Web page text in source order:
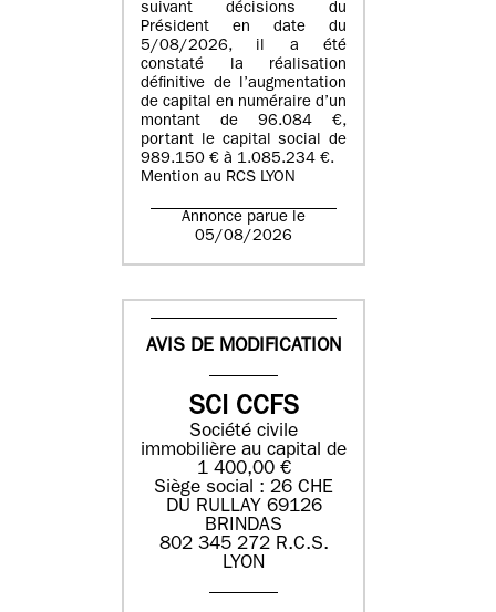
suivant décisions du
Président en date du
5/08/2026, il a été
constaté la réalisation
définitive de l’augmentation
de capital en numéraire d’un
montant de 96.084 €,
portant le capital social de
989.150 € à 1.085.234 €.
Mention au RCS LYON
Annonce parue le
05/08/2026
AVIS DE MODIFICATION
SCI CCFS
Société civile
immobilière au capital de
1 400,00 €
Siège social : 26 CHE
DU RULLAY 69126
BRINDAS
802 345 272 R.C.S.
LYON